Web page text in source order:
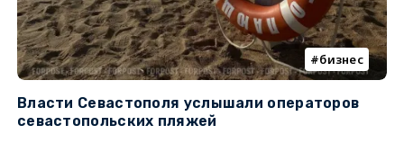
бизнес
Власти Севастополя услышали операторов
севастопольских пляжей